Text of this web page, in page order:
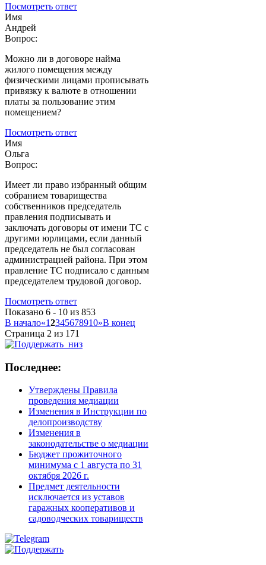
Посмотреть ответ
Имя
Андрей
Вопрос:
Можно ли в договоре найма
жилого помещения между
физическими лицами прописывать
привязку к валюте в отношении
платы за пользование этим
помещением?
Посмотреть ответ
Имя
Ольга
Вопрос:
Имеет ли право избранный общим
собранием товарищества
собственников председатель
правления подписывать и
заключать договоры от имени ТС с
другими юрлицами, если данный
председатель не был согласован
администрацией района. При этом
правление ТС подписало с данным
председателем трудовой договор.
Посмотреть ответ
Показано 6 - 10 из 853
В начало«12345678910»В конец
Страница 2 из 171
Последнее:
Утверждены Правила
проведения медиации
Изменения в Инструкции по
делопроизводству
Изменения в
законодательстве о медиации
Бюджет прожиточного
минимума с 1 августа по 31
октября 2026 г.
Предмет деятельности
исключается из уставов
гаражных кооперативов и
садоводческих товариществ